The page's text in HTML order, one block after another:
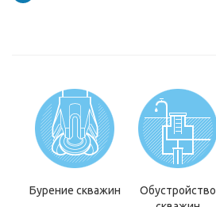
Бурение скважин
Обустройство